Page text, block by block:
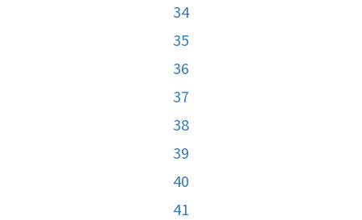
34
35
36
37
38
39
40
41